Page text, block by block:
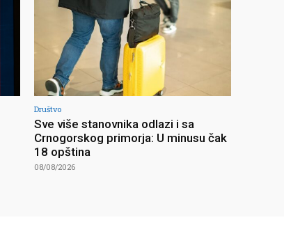
Društvo
Sve više stanovnika odlazi i sa
Crnogorskog primorja: U minusu čak
18 opština
08/08/2026